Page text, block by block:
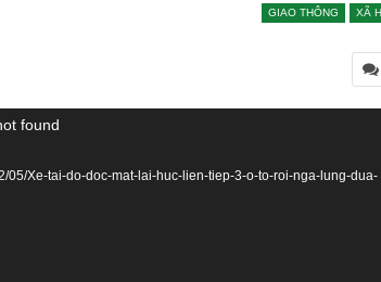
GIAO THÔNG XÃ
found
05/Xe-tai-do-doc-mat-lai-huc-lien-tiep-3-o-to-roi-nga-lung-dua-
cơ…